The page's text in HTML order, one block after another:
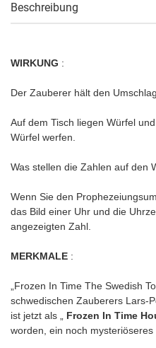
Beschreibung
WIRKUNG :
Der Zauberer hält den
Auf dem Tisch liegen Würfel
Würfel werfen.
Was stellen die Zahlen auf den
Wenn Sie den
das Bild einer Uhr und die
angezeigten Zahl.
MERKMALE :
„Frozen In Time The Swedish
schwedischen Zauberers Lars-
ist jetzt als „ Frozen In Time
worden, ein noch mysteriöseres